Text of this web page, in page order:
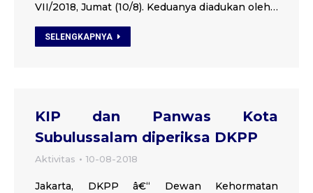
VII/2018, Jumat (10/8). Keduanya diadukan oleh…
SELENGKAPNYA
KIP dan Panwas Kota
Subulussalam diperiksa DKPP
Aktivitas 10-08-2018
Jakarta, DKPP â€“ Dewan Kehormatan